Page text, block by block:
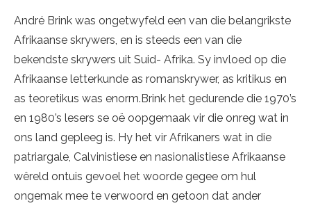
André Brink was ongetwyfeld een van die belangrikste
Afrikaanse skrywers, en is steeds een van die
bekendste skrywers uit Suid- Afrika. Sy invloed op die
Afrikaanse letterkunde as romanskrywer, as kritikus en
as teoretikus was enorm.Brink het gedurende die 1970’s
en 1980’s lesers se oë oopgemaak vir die onreg wat in
ons land gepleeg is. Hy het vir Afrikaners wat in die
patriargale, Calvinistiese en nasionalistiese Afrikaanse
wêreld ontuis gevoel het woorde gegee om hul
ongemak mee te verwoord en getoon dat ander